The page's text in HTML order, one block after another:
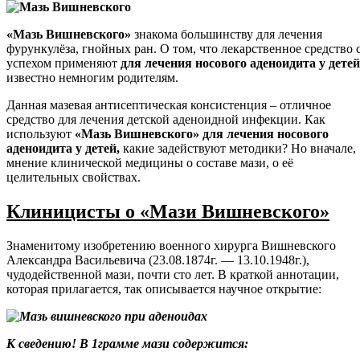
«Мазь Вишневского» знакома большинству для лечения
фурункулёза, гнойных ран. О том, что лекарственное средство
успехом применяют для лечения носового аденоидита у детей
известно немногим родителям.
Данная мазевая антисептическая консистенция – отличное
средство для лечения детской аденоидной инфекции. Как
используют «Мазь Вишневского» для лечения носового
аденоидита у детей, какие задействуют методики? Но вначале,
мнение клинической медицины о составе мази, о её
целительных свойствах.
Клиницисты о «Мази Вишневского»
Знаменитому изобретению военного хирурга Вишневского
Александра Васильевича (23.08.1874г. — 13.10.1948г.),
чудодейственной мази, почти сто лет. В краткой аннотации,
которая прилагается, так описывается научное открытие:
К сведению! В 1грамме мази содержится: